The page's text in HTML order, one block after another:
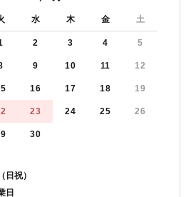
水 木 金 土
2 3 4 5
9 10 11 12
16 17 18 19
23 24 25 26
30
祝）
日